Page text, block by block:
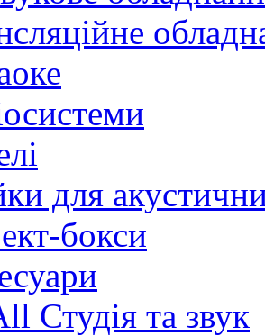
для
бокси
Студія та звук